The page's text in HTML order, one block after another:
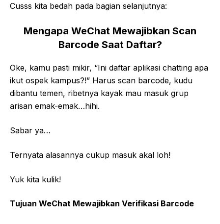
Cusss kita bedah pada bagian selanjutnya:
Mengapa WeChat Mewajibkan Scan
Barcode Saat Daftar?
Oke, kamu pasti mikir, “Ini daftar aplikasi chatting apa
ikut ospek kampus?!” Harus scan barcode, kudu
dibantu temen, ribetnya kayak mau masuk grup
arisan emak-emak…hihi.
Sabar ya…
Ternyata alasannya cukup masuk akal loh!
Yuk kita kulik!
Tujuan WeChat Mewajibkan Verifikasi Barcode